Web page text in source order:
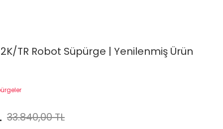
TR Robot Süpürge | Yenilenmiş Ürün
33.840,00 TL